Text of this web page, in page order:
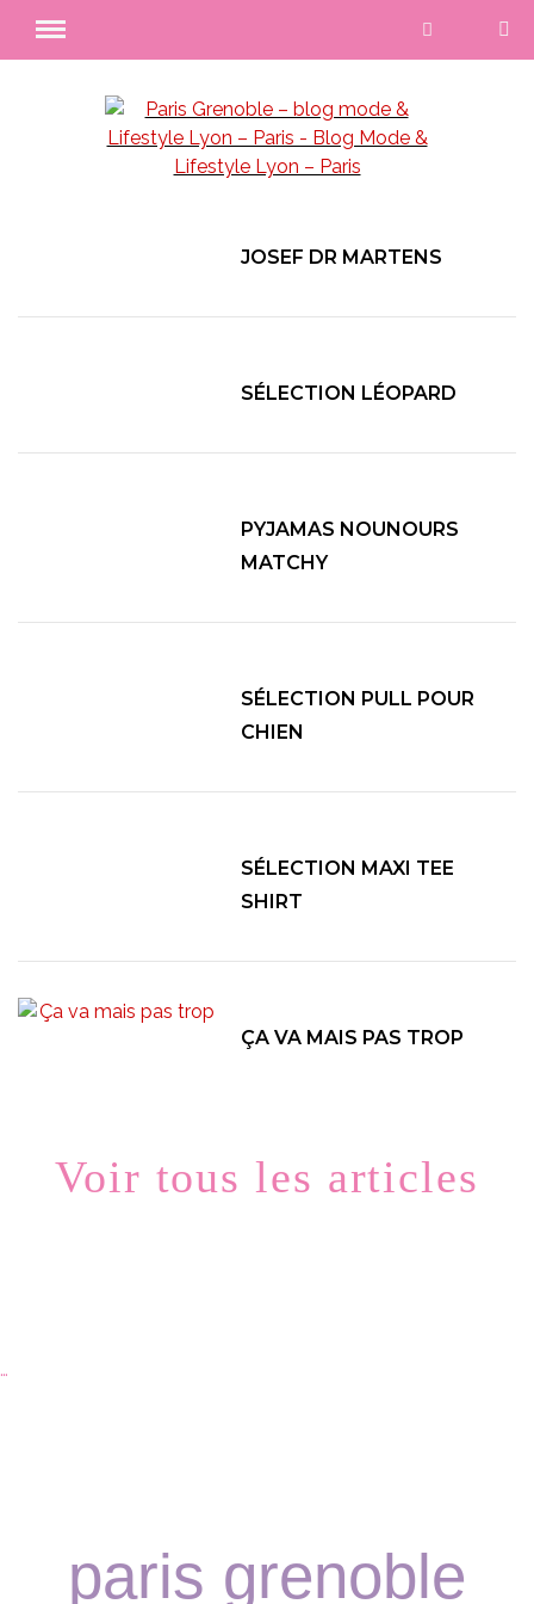
JOSEF DR MARTENS
SÉLECTION LÉOPARD
PYJAMAS NOUNOURS
MATCHY
SÉLECTION PULL POUR
CHIEN
SÉLECTION MAXI TEE
SHIRT
ÇA VA MAIS PAS TROP
Voir tous les articles
…
paris grenoble